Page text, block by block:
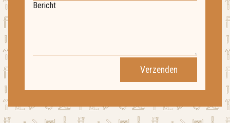
Bericht
Verzenden